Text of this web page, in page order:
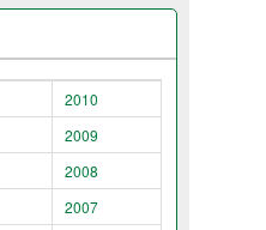
2010
2009
2008
2007